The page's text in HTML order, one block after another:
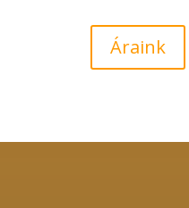
Áraink